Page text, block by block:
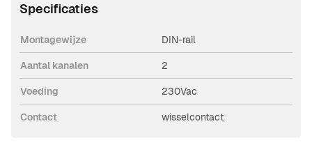
Specificaties
Montagewijze DIN-rail
Aantal kanalen 2
Voeding 230Vac
Contact wisselcontact